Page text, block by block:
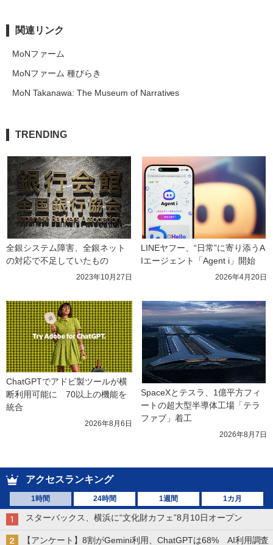
関連リンク
MoNファーム
MoNファーム 種びらき
MoN Takanawa: The Museum of Narratives
TRENDING
全銀システム障害、全銀ネット
の対応で不足していたもの
2023年10月27日
LINEヤフー、“日常”に寄り添うA
Iエージェント「Agent i」開始
2026年4月20日
ChatGPTでアドビ製ツールが横
断利用可能に　70以上の機能を
統合
2026年8月6日
SpaceXとテスラ、1億平方フィ
ートの超大型半導体工場「テラ
ファブ」着工
2026年8月7日
アクセスランキング
1時間 24時間 1週間 1カ月
スターバックス、横浜に“文化財カフェ”8月10日オープン
【アンケート】8割がGemini利用、ChatGPTは68% AI利用調査